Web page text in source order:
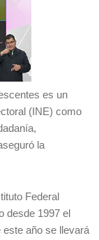
es un
(INE) como
la
Federal
desde 1997 el
este año se llevará